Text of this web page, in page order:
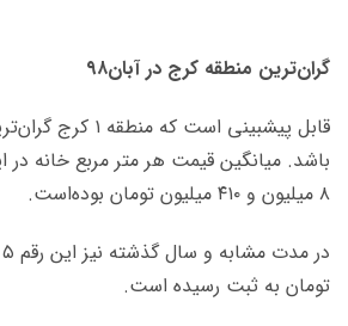
گران‌ترین منطقه کرج در آبان۹۸
قابل پیشبینی است
باشد. میانگین قیمت هر متر مربع خانه در
۸ میلیون و ۴۱۰ میلیون تومان بوده‌است.
تومان به ثبت رسیده است.